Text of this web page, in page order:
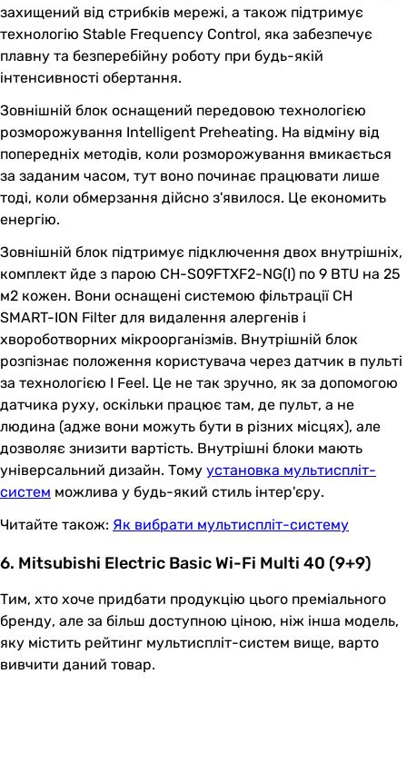
захищений від стрибків мережі, а також підтримує
технологію Stable Frequency Control, яка забезпечує
плавну та безперебійну роботу при будь-якій
інтенсивності обертання.
Зовнішній блок оснащений передовою технологією
розморожування Intelligent Preheating. На відміну від
попередніх методів, коли розморожування вмикається
за заданим часом, тут воно починає працювати лише
тоді, коли обмерзання дійсно з'явилося. Це економить
енергію.
Зовнішній блок підтримує підключення двох внутрішніх,
комплект йде з парою CH-S09FTXF2-NG(I) по 9 BTU на 25
м2 кожен. Вони оснащені системою фільтрації CH
SMART-ION Filter для видалення алергенів і
хвороботворних мікроорганізмів. Внутрішній блок
розпізнає положення користувача через датчик в пульті
за технологією I Feel. Це не так зручно, як за допомогою
датчика руху, оскільки працює там, де пульт, а не
людина (адже вони можуть бути в різних місцях), але
дозволяє знизити вартість. Внутрішні блоки мають
універсальний дизайн. Тому установка мультиспліт-
систем можлива у будь-який стиль інтер'єру.
Читайте також: Як вибрати мультиспліт-систему
6. Mitsubishi Electric Basic Wi-Fi Multi 40 (9+9)
Тим, хто хоче придбати продукцію цього преміального
бренду, але за більш доступною ціною, ніж інша модель,
яку містить рейтинг мультиспліт-систем вище, варто
вивчити даний товар.